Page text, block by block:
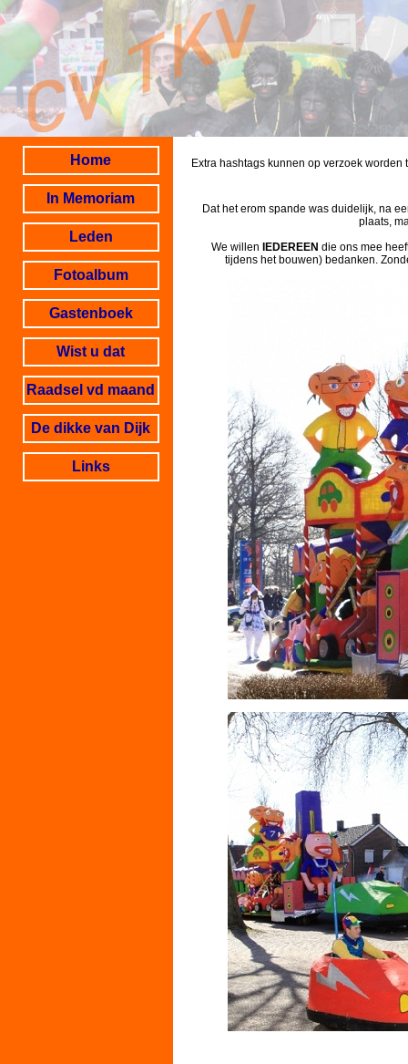
Home
In Memoriam
Leden
Fotoalbum
Gastenboek
Wist u dat
Raadsel vd maand
De dikke van Dijk
Links
Extra hashtags kunnen op verzoek worden
Dat het erom spande was duidelijk, na
plaats,
We willen
IEDEREEN die ons mee
tijdens het bouwen) bedanken.